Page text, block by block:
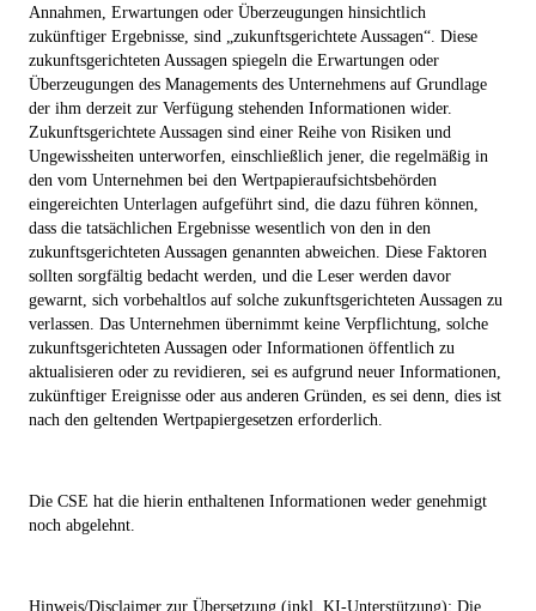
Annahmen, Erwartungen oder Überzeugungen hinsichtlich
zukünftiger Ergebnisse, sind „zukunftsgerichtete Aussagen“. Diese
zukunftsgerichteten Aussagen spiegeln die Erwartungen oder
Überzeugungen des Managements des Unternehmens auf Grundlage
der ihm derzeit zur Verfügung stehenden Informationen wider.
Zukunftsgerichtete Aussagen sind einer Reihe von Risiken und
Ungewissheiten unterworfen, einschließlich jener, die regelmäßig in
den vom Unternehmen bei den Wertpapieraufsichtsbehörden
eingereichten Unterlagen aufgeführt sind, die dazu führen können,
dass die tatsächlichen Ergebnisse wesentlich von den in den
zukunftsgerichteten Aussagen genannten abweichen. Diese Faktoren
sollten sorgfältig bedacht werden, und die Leser werden davor
gewarnt, sich vorbehaltlos auf solche zukunftsgerichteten Aussagen zu
verlassen. Das Unternehmen übernimmt keine Verpflichtung, solche
zukunftsgerichteten Aussagen oder Informationen öffentlich zu
aktualisieren oder zu revidieren, sei es aufgrund neuer Informationen,
zukünftiger Ereignisse oder aus anderen Gründen, es sei denn, dies ist
nach den geltenden Wertpapiergesetzen erforderlich.
Die CSE hat die hierin enthaltenen Informationen weder genehmigt
noch abgelehnt.
Hinweis/Disclaimer zur Übersetzung (inkl. KI-Unterstützung): Die